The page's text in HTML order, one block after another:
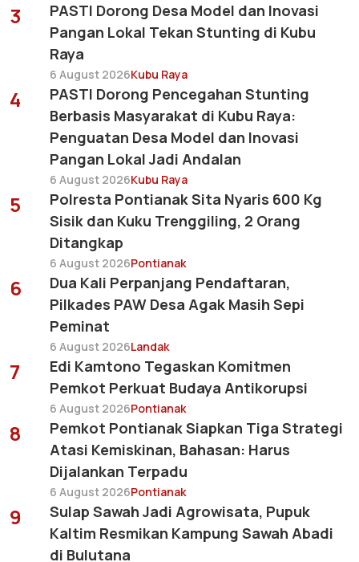
3
PASTI Dorong Desa Model dan Inovasi
Pangan Lokal Tekan Stunting di Kubu
Raya
6 August 2026Kubu Raya
4
PASTI Dorong Pencegahan Stunting
Berbasis Masyarakat di Kubu Raya:
Penguatan Desa Model dan Inovasi
Pangan Lokal Jadi Andalan
6 August 2026Kubu Raya
5
Polresta Pontianak Sita Nyaris 600 Kg
Sisik dan Kuku Trenggiling, 2 Orang
Ditangkap
6 August 2026Pontianak
6
Dua Kali Perpanjang Pendaftaran,
Pilkades PAW Desa Agak Masih Sepi
Peminat
6 August 2026Landak
7
Edi Kamtono Tegaskan Komitmen
Pemkot Perkuat Budaya Antikorupsi
6 August 2026Pontianak
8
Pemkot Pontianak Siapkan Tiga Strategi
Atasi Kemiskinan, Bahasan: Harus
Dijalankan Terpadu
6 August 2026Pontianak
9
Sulap Sawah Jadi Agrowisata, Pupuk
Kaltim Resmikan Kampung Sawah Abadi
di Bulutana